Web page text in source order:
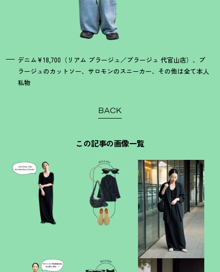
デニム¥18,700（リアム プラージュ／プラージュ 代官山店）、プ
ラージュのカットソー、サロモンのスニーカー、その他は全て本人
私物
BACK
この記事の画像一覧